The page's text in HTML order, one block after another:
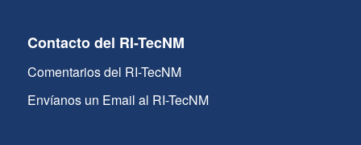
Contacto del RI-TecNM
Comentarios del RI-TecNM
Envíanos un Email al RI-TecNM